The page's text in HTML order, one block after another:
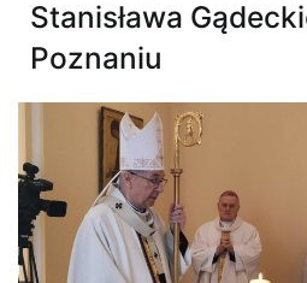
Stanisława
Poznaniu